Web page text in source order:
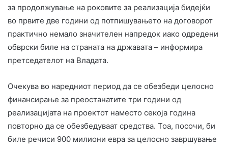
за продолжување на роковите за реализација бидејќи
во првите две години од потпишувањето на договорот
практично немало значителен напредок иако одредени
обврски биле на страната на државата – информира
претседателот на Владата.
Очекува во наредниот период да се обезбеди целосно
финансирање за преостанатите три години од
реализацијата на проектот наместо секоја година
повторно да се обезбедуваат средства. Тоа, посочи, би
биле речиси 900 милиони евра за целосно завршување